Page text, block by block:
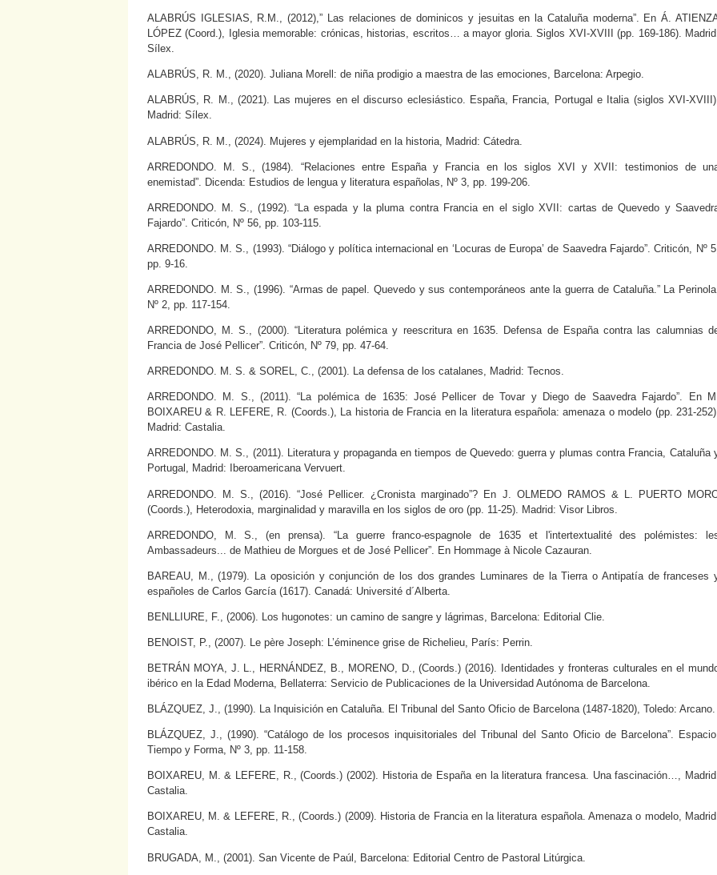
ALABRÚS IGLESIAS, R.M., (2012),” Las relaciones de dominicos y jesuitas en la Cataluña moderna”. En Á.
LÓPEZ (Coord.), Iglesia memorable: crónicas, historias, escritos… a mayor gloria. Siglos XVI-XVIII (pp. 169-186).
Sílex.
ALABRÚS, R. M., (2020). Juliana Morell: de niña prodigio a maestra de las emociones, Barcelona: Arpegio.
ALABRÚS, R. M., (2021). Las mujeres en el discurso eclesiástico. España, Francia, Portugal e Italia (siglos XVI-
Madrid: Sílex.
ALABRÚS, R. M., (2024). Mujeres y ejemplaridad en la historia, Madrid: Cátedra.
ARREDONDO. M. S., (1984). “Relaciones entre España y Francia en los siglos XVI y XVII: testimonios de
enemistad”. Dicenda: Estudios de lengua y literatura españolas, Nº 3, pp. 199-206.
ARREDONDO. M. S., (1992). “La espada y la pluma contra Francia en el siglo XVII: cartas de Quevedo y
Fajardo”. Criticón, Nº 56, pp. 103-115.
ARREDONDO. M. S., (1993). “Diálogo y política internacional en ‘Locuras de Europa’ de Saavedra Fajardo”. Criticón, Nº 5,
pp. 9-16.
ARREDONDO. M. S., (1996). “Armas de papel. Quevedo y sus contemporáneos ante la guerra de Cataluña.” La Perinola,
Nº 2, pp. 117-154.
ARREDONDO, M. S., (2000). “Literatura polémica y reescritura en 1635. Defensa de España contra las calumnias
Francia de José Pellicer”. Criticón, Nº 79, pp. 47-64.
ARREDONDO. M. S. & SOREL, C., (2001). La defensa de los catalanes, Madrid: Tecnos.
ARREDONDO. M. S., (2011). “La polémica de 1635: José Pellicer de Tovar y Diego de Saavedra Fajardo”. En
BOIXAREU & R. LEFERE, R. (Coords.), La historia de Francia en la literatura española: amenaza o modelo (pp. 231-
Madrid: Castalia.
ARREDONDO. M. S., (2011). Literatura y propaganda en tiempos de Quevedo: guerra y plumas contra Francia, Cataluña
Portugal, Madrid: Iberoamericana Vervuert.
ARREDONDO. M. S., (2016). “José Pellicer. ¿Cronista marginado”? En J. OLMEDO RAMOS & L. PUERTO
(Coords.), Heterodoxia, marginalidad y maravilla en los siglos de oro (pp. 11-25). Madrid: Visor Libros.
ARREDONDO, M. S., (en prensa). “La guerre franco-espagnole de 1635 et l'intertextualité des polémistes:
Ambassadeurs... de Mathieu de Morgues et de José Pellicer”. En Hommage à Nicole Cazauran.
BAREAU, M., (1979). La oposición y conjunción de los dos grandes Luminares de la Tierra o Antipatía de franceses
españoles de Carlos García (1617). Canadá: Université d´Alberta.
BENLLIURE, F., (2006). Los hugonotes: un camino de sangre y lágrimas, Barcelona: Editorial Clie.
BENOIST, P., (2007). Le père Joseph: L’éminence grise de Richelieu, París: Perrin.
BETRÁN MOYA, J. L., HERNÁNDEZ, B., MORENO, D., (Coords.) (2016). Identidades y fronteras culturales en el
ibérico en la Edad Moderna, Bellaterra: Servicio de Publicaciones de la Universidad Autónoma de Barcelona.
BLÁZQUEZ, J., (1990). La Inquisición en Cataluña. El Tribunal del Santo Oficio de Barcelona (1487-1820), Toledo: Arcano.
BLÁZQUEZ, J., (1990). “Catálogo de los procesos inquisitoriales del Tribunal del Santo Oficio de Barcelona”.
Tiempo y Forma, Nº 3, pp. 11-158.
BOIXAREU, M. & LEFERE, R., (Coords.) (2002). Historia de España en la literatura francesa. Una fascinación…,
Castalia.
BOIXAREU, M. & LEFERE, R., (Coords.) (2009). Historia de Francia en la literatura española. Amenaza o modelo,
Castalia.
BRUGADA, M., (2001). San Vicente de Paúl, Barcelona: Editorial Centro de Pastoral Litúrgica.